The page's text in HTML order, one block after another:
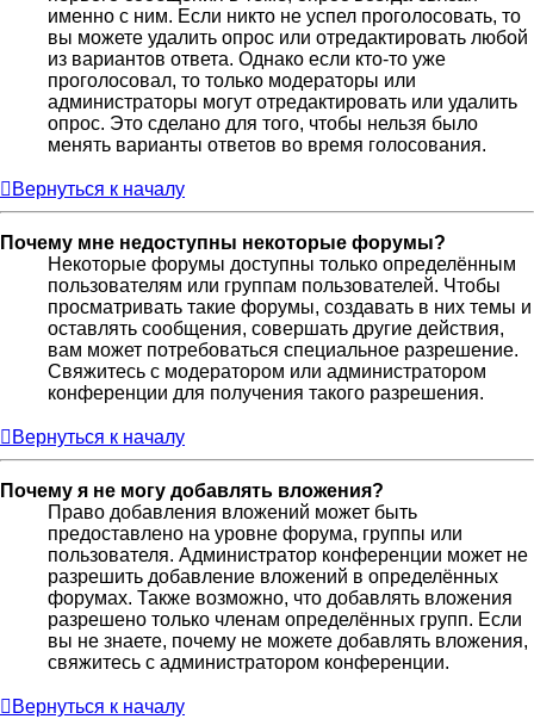
именно с ним. Если никто не успел проголосовать, то
вы можете удалить опрос или отредактировать любой
из вариантов ответа. Однако если кто-то уже
проголосовал, то только модераторы или
администраторы могут отредактировать или удалить
опрос. Это сделано для того, чтобы нельзя было
менять варианты ответов во время голосования.
Вернуться к началу
Почему мне недоступны некоторые форумы?
Некоторые форумы доступны только определённым
пользователям или группам пользователей. Чтобы
просматривать такие форумы, создавать в них темы и
оставлять сообщения, совершать другие действия,
вам может потребоваться специальное разрешение.
Свяжитесь с модератором или администратором
конференции для получения такого разрешения.
Вернуться к началу
Почему я не могу добавлять вложения?
Право добавления вложений может быть
предоставлено на уровне форума, группы или
пользователя. Администратор конференции может не
разрешить добавление вложений в определённых
форумах. Также возможно, что добавлять вложения
разрешено только членам определённых групп. Если
вы не знаете, почему не можете добавлять вложения,
свяжитесь с администратором конференции.
Вернуться к началу